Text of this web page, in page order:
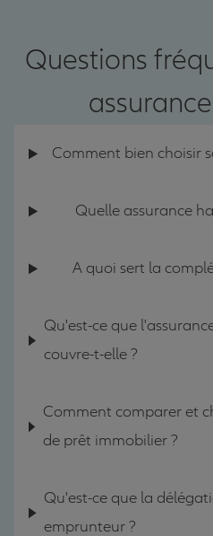
Questions
Comment bien choisir
Quelle assurance
A quoi sert la
Qu'est-ce que
couvre-t-elle ?
Comment comparer et
de prêt immobilier ?
Qu'est-ce que la
emprunteur ?